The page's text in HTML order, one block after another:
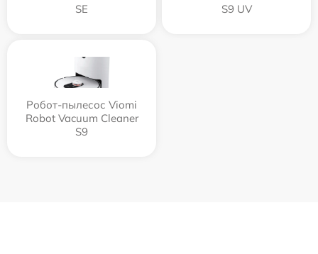
SE
S9 UV
Робот-пылесос Viomi
Robot Vacuum Cleaner
S9